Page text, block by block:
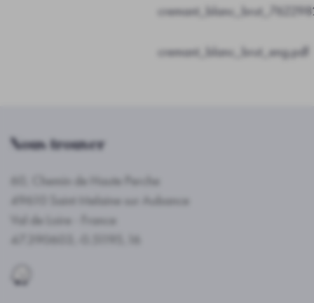
cremant_blanc_brut_eng.pdf
Nous trouver
60, Chemin de Haute Perche
49610 Saint Melaine sur Aubance
Val de Loire - France
47.390603,-0.51195,16